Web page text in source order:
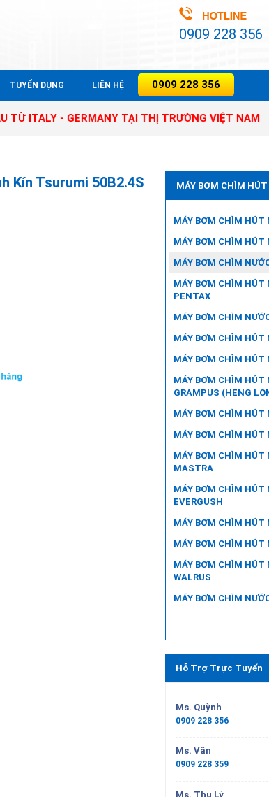
0909 228 356
TUYỂN DỤNG LIÊN HỆ 0909 228 356
- GERMANY TẠI THỊ TRƯỜNG VIỆT NAM
Kín Tsurumi 50B2.4S
MÁY BƠM CHÌM
MÁY BƠM CHÌM HÚT
MÁY BƠM CHÌM HÚT
MÁY BƠM CHÌM
MÁY BƠM CHÌM HÚT
PENTAX
MÁY BƠM CHÌM
MÁY BƠM CHÌM HÚT
MÁY BƠM CHÌM HÚT
MÁY BƠM CHÌM HÚT
GRAMPUS (HENG
MÁY BƠM CHÌM
MÁY BƠM CHÌM HÚT
MÁY BƠM CHÌM HÚT
MASTRA
MÁY BƠM CHÌM HÚT
EVERGUSH
MÁY BƠM CHÌM HÚT
MÁY BƠM CHÌM HÚT
MÁY BƠM CHÌM HÚT
WALRUS
MÁY BƠM CHÌM
Hỗ Trợ Trực Tuyến
Ms. Quỳnh
0909 228 356
Ms. Vân
0909 228 359
Ms. Thu Lý